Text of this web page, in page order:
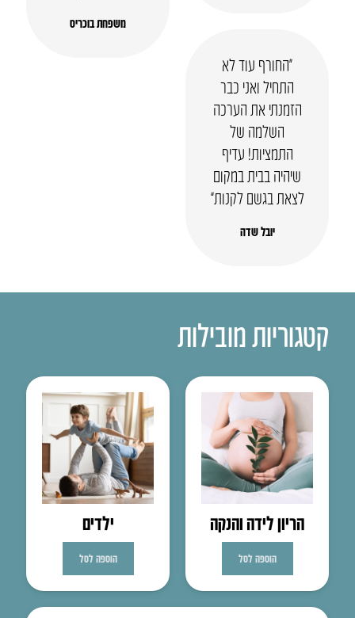
משפחת בוכריס
“החורף עוד לא
התחיל ואני כבר
הזמנתי את הערכה
השלמה של
התמציות! עדיף
שיהיה בבית במקום
לצאת בגשם לקנות”
יובל שדה
קטגוריות מובילות
הריון לידה והנקה
הוספה לסל
ילדים
הוספה לסל